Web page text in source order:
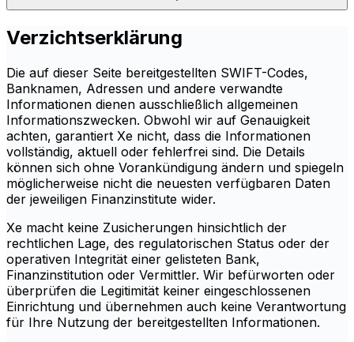
Verzichtserklärung
Die auf dieser Seite bereitgestellten SWIFT-Codes,
Banknamen, Adressen und andere verwandte
Informationen dienen ausschließlich allgemeinen
Informationszwecken. Obwohl wir auf Genauigkeit
achten, garantiert Xe nicht, dass die Informationen
vollständig, aktuell oder fehlerfrei sind. Die Details
können sich ohne Vorankündigung ändern und spiegeln
möglicherweise nicht die neuesten verfügbaren Daten
der jeweiligen Finanzinstitute wider.
Xe macht keine Zusicherungen hinsichtlich der
rechtlichen Lage, des regulatorischen Status oder der
operativen Integrität einer gelisteten Bank,
Finanzinstitution oder Vermittler. Wir befürworten oder
überprüfen die Legitimität keiner eingeschlossenen
Einrichtung und übernehmen auch keine Verantwortung
für Ihre Nutzung der bereitgestellten Informationen.